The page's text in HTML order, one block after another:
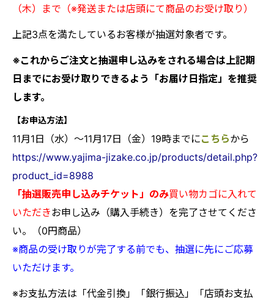
（木）まで（※発送または店頭にて商品のお受け取り）
上記3点を満たしているお客様が抽選対象者です。
※これからご注文と抽選申し込みをされる場合は上記期
日までにお受け取りできるよう「お届け日指定」を推奨
します。
【お申込方法】
11月1日（水）～11月17日（金）19時までにこちらから
https://www.yajima-jizake.co.jp/products/detail.php?
product_id=8988
「抽選販売申し込みチケット」のみ買い物カゴに入れて
いただきお申し込み（購入手続き）を完了させてくださ
い。（0円商品）
※商品の受け取りが完了する前でも、抽選に先にご応募
いただけます。
※お支払方法は「代金引換」「銀行振込」「店頭お支払